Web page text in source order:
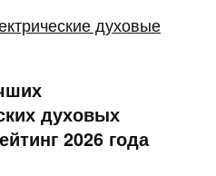
духовых
2026 года